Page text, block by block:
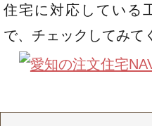
住宅に対応している
で、チェックしてみて